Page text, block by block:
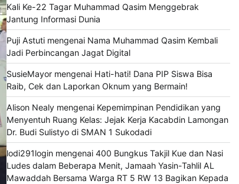
Kali Ke-22 Tagar Muhammad Qasim Menggebrak
Jantung Informasi Dunia
Puji Astutimengenai Nama Muhammad Qasim Kembali
Jadi Perbincangan Jagat Digital
SusieMayormengenai Hati-hati! Dana PIP Siswa Bisa
Raib, Cek dan Laporkan Oknum yang Bermain!
Alison Nealymengenai Kepemimpinan Pendidikan yang
Menyentuh Ruang Kelas: Jejak Kerja Kacabdin Lamongan
Dr. Budi Sulistyo di SMAN 1 Sukodadi
lodi291loginmengenai 400 Bungkus Takjil Kue dan Nasi
Ludes dalam Beberapa Menit, Jamaah Yasin-Tahlil AL
Mawaddah Bersama Warga RT 5 RW 13 Bagikan Kepada